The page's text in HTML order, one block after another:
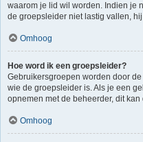
waarom je lid wil worden. Indien je
de groepsleider niet lastig vallen,
Omhoog
Hoe word ik een groepsleider?
Gebruikersgroepen worden door
wie de groepsleider is. Als je een
opnemen met de beheerder, dit
Omhoog